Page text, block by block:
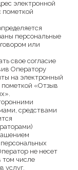
электронной
пометкой
персональные
или
свое согласие
Оператору
на электронный
пометкой «Отзыв
средствами
не несет
том числе
услуг.